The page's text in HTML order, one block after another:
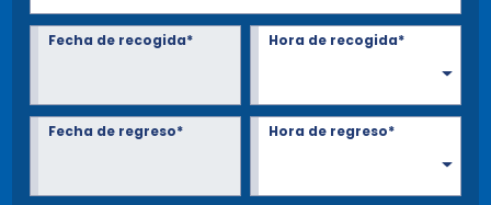
Fecha de recogida* Hora de recogida*
Fecha de regreso* Hora de regreso*